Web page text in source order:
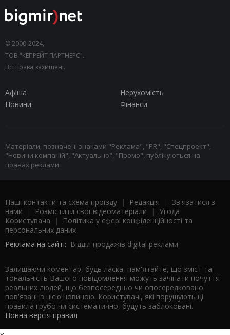
© 2000-2024,
ТОВ "КЕПРЕЙТ ПАРТНЕРС".
Всі права захищені.
Афіша
Нерухомість
Новини
Фінанси
Матеріали, позначені знаками "Реклама", "PR", "Спецпроект",
"Новини компаній", "Актуально", "Промо", публікуються на
правах реклами.
Наші контакти та схема проїзду | Редакція | Зв'язатися з
нами | Розмістити свої відеоматеріали | Угода
Користувача |
Політика у сфері конфіденційності та
персональних даних
Реклама на сайті: Відділ продажів digital реклами
Залишаючи коментар, будь ласка, пам'ятайте, що зміст та
тональність Вашого повідомлення можуть зачіпати почуття
реальних людей, що безпосередньо чи опосередковано
пов'язані із цією новиною. Користувачі, які порушують ці
правила грубо чи систематично, будуть заблоковані.
Повна версія правил